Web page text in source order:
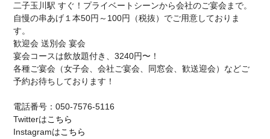
二子玉川駅 すぐ！プライベートシーンから会社のご宴会まで。
自慢の串あげ１本50円～100円（税抜）でご用意しておりま
す。
歓迎会 送別会 宴会
宴会コースは飲放題付き、3240円〜！
各種ご宴会（女子会、会社ご宴会、同窓会、歓送迎会）などご
予約お待ちしております！
電話番号：050-7576-5116
Twitterはこちら
Instagramはこちら